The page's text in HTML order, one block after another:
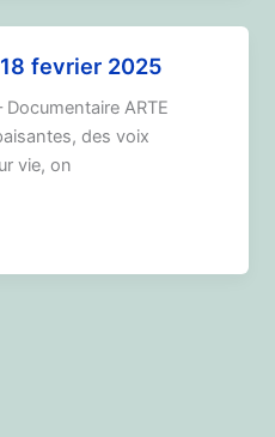
fevrier 2025
ARTE
des voix
vie, on